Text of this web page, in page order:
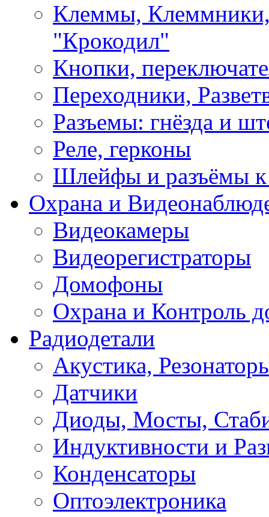
Клеммы,
"Крокодил"
Кнопки,
Переходники,
Разъемы: гнёзда и
Реле, герконы
Шлейфы и разъёмы
Охрана и
Видеокамеры
Видеорегистраторы
Домофоны
Охрана и Контроль
Радиодетали
Акустика,
Датчики
Диоды, Мосты,
Индуктивности и
Конденсаторы
Оптоэлектроника